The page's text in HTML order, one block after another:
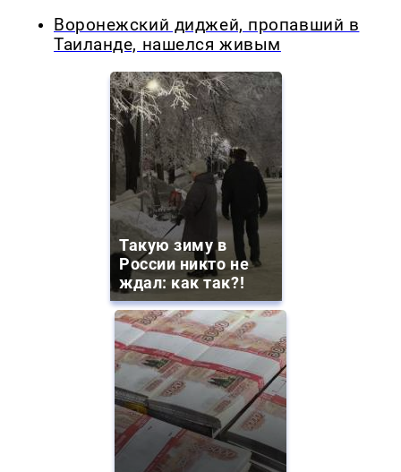
Воронежский диджей, пропавший в
Таиланде, нашелся живым
Такую зиму в
России никто не
ждал: как так?!